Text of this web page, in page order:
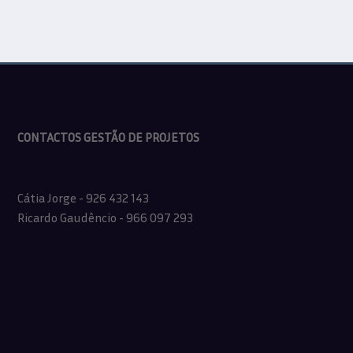
CONTACTOS GESTÃO DE PROJETOS
Cátia Jorge - 926 432 143
Ricardo Gaudêncio - 966 097 293